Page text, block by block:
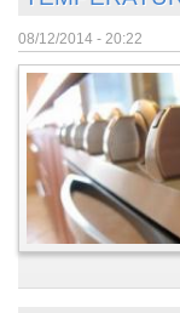
08/12/2014 - 20:22